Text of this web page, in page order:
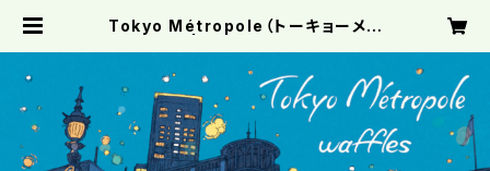
Tokyo Métropole（トーキョーメト